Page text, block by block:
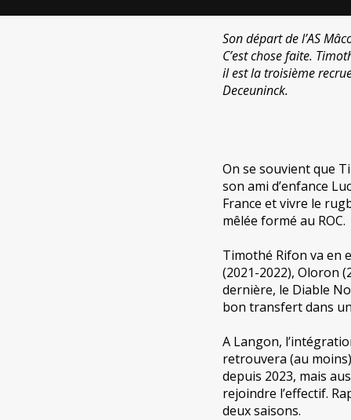
Son départ de l’AS
C’est chose faite.
il est la troisième
Deceuninck.
On se souvient que
son ami d’enfance
France et vivre le
mêlée formé au ROC.
Timothé Rifon va en
(2021-2022), Oloron
dernière, le Diable
bon transfert dans
A Langon,
retrouvera (au
depuis 2023, mais
rejoindre l’effectif.
deux saisons.